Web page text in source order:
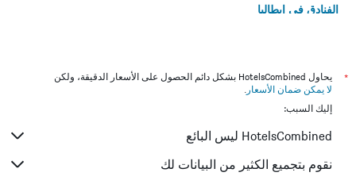
الفنادق في إيطاليا
*
يحاول HotelsCombined بشكل دائم الحصول على الأسعار الدقيقة، ولكن
لا يمكن ضمان الأسعار .
إليك السبب:
HotelsCombined ليس البائع
نقوم بتجميع الكثير من البيانات لك